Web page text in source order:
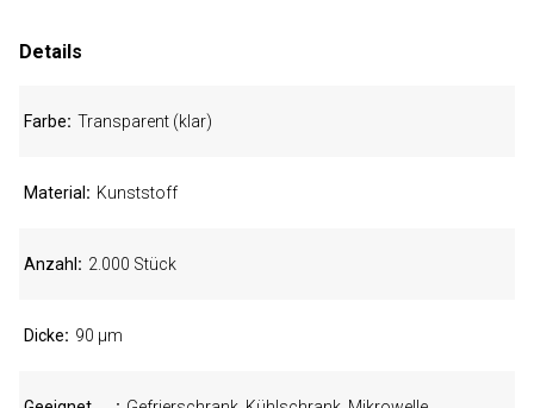
Details
Farbe Transparent (klar)
Material Kunststoff
Anzahl 2.000 Stück
Dicke 90 µm